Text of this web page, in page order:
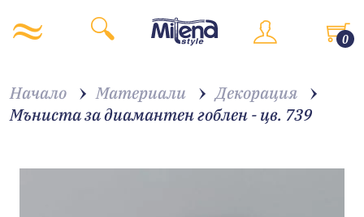
0
Начало Материали
Декорация
Мъниста за диамантен гоблен - цв. 739